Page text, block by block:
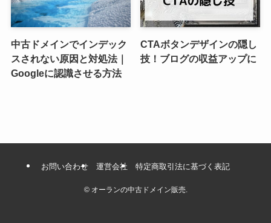
中古ドメインでインデック
スされない原因と対処法｜
Googleに認識させる方法
CTAボタンデザインの隠し
技！ブログの収益アップに
お問い合わせ 運営会社 特定商取引法に基づく表記
©オーランの中古ドメイン販売.